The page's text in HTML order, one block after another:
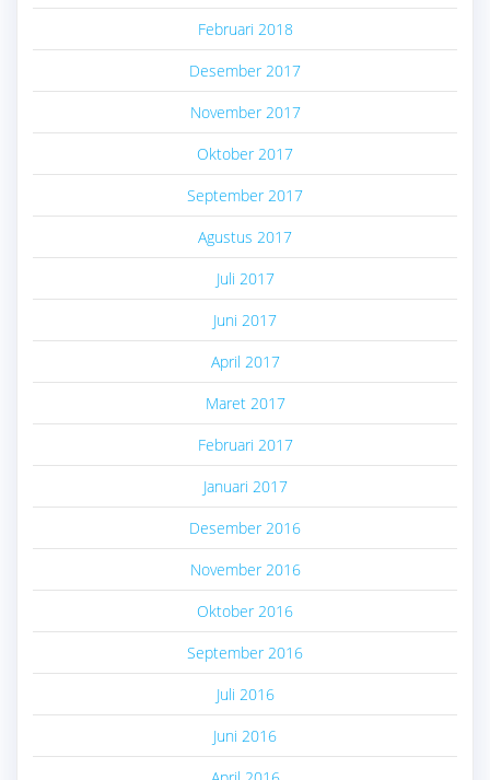
Februari 2018
Desember 2017
November 2017
Oktober 2017
September 2017
Agustus 2017
Juli 2017
Juni 2017
April 2017
Maret 2017
Februari 2017
Januari 2017
Desember 2016
November 2016
Oktober 2016
September 2016
Juli 2016
Juni 2016